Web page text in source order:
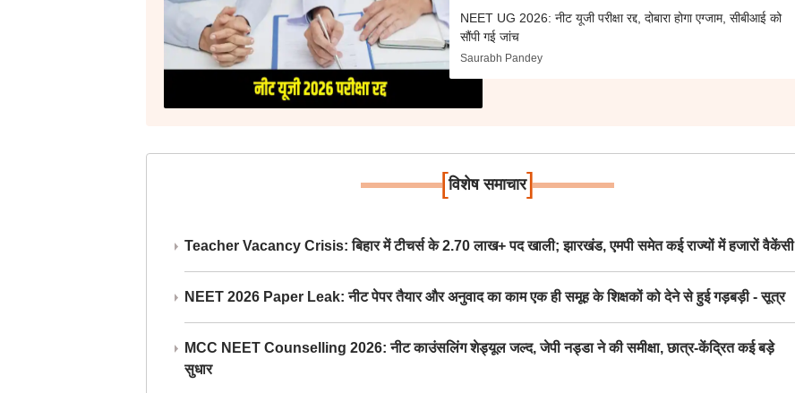
NEET UG 2026: नीट यूजी परीक्षा रद्द, दोबारा होगा एग्जाम, सीबीआई को
सौंपी गई जांच
Saurabh Pandey
[विशेष समाचार]
Teacher Vacancy Crisis: बिहार में टीचर्स के 2.70 लाख+ पद खाली; झारखंड, एमपी समेत कई राज्यों में हजारों वैकेंसी
NEET 2026 Paper Leak: नीट पेपर तैयार और अनुवाद का काम एक ही समूह के शिक्षकों को देने से हुई गड़बड़ी - सूत्र
MCC NEET Counselling 2026: नीट काउंसलिंग शेड्यूल जल्द, जेपी नड्डा ने की समीक्षा, छात्र-केंद्रित कई बड़े
सुधार